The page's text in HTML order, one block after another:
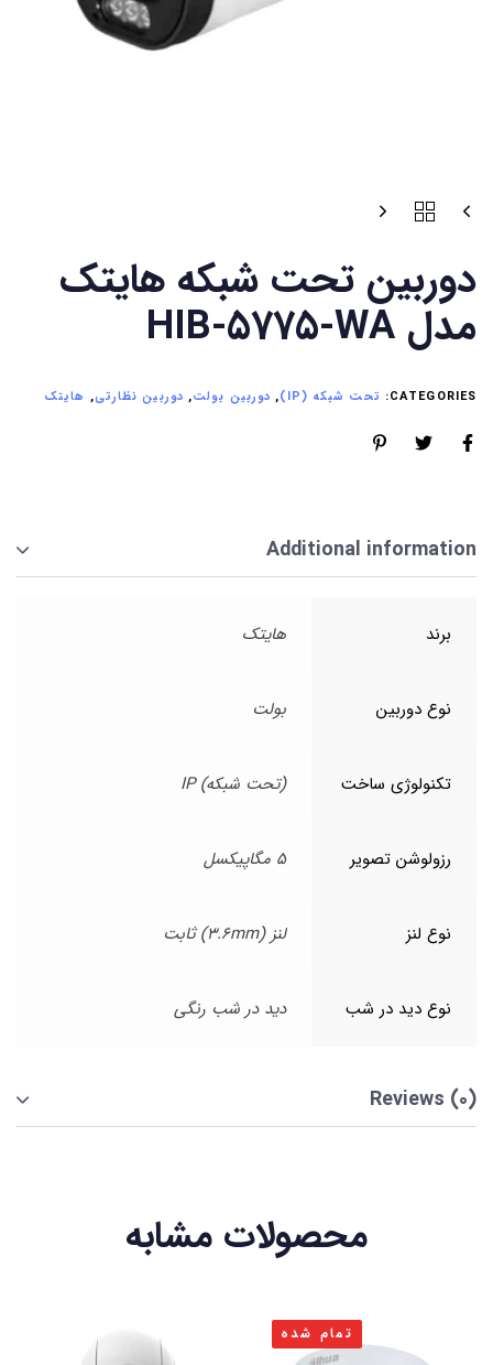
دوربین تحت شبکه هایتک
مدل HIB-5775-WA
CATEGORIES: تحت شبکه (IP) , دوربین بولت, دوربین نظارتی, هایتک
Additional information
برند هایتک
نوع دوربین بولت
تکنولوژی ساخت (تحت شبکه) IP
رزولوشن تصویر 5 مگاپیکسل
نوع لنز لنز (3.6mm) ثابت
نوع دید در شب دید در شب رنگی
Reviews (0)
محصولات مشابه
تمام شده